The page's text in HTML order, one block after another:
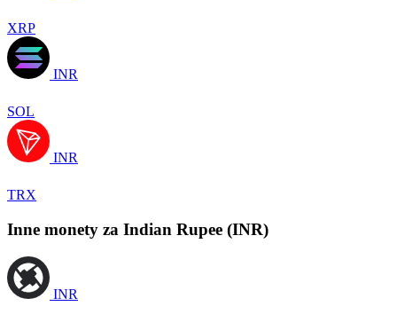
XRP
INR
SOL
INR
TRX
Inne monety za Indian Rupee (INR)
INR